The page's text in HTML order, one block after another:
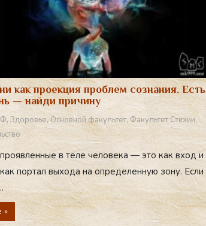
как проекция проблем сознания. Есть
— найди причину
,Здоровье,Основной факультет,Факультет Стихии,
в теле человека — это как вход и
портал выхода на определенную зону. Если
»